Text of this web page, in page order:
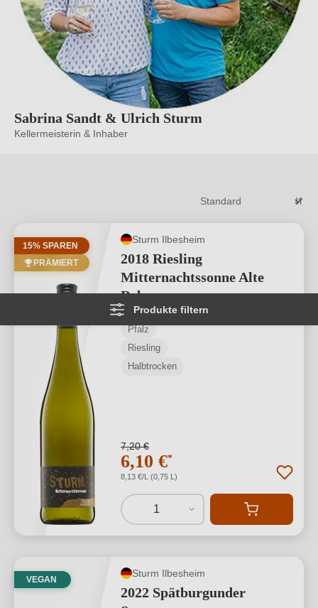
Sabrina Sandt & Ulrich Sturm
Kellermeisterin & Inhaber
Produkte filtern
15% SPAREN
PRÄMIERT
Sturm Ilbesheim
2018 Riesling
Mitternachtssonne Alte
Reben
Pfalz
Riesling
Halbtrocken
7,20 €
6,10 €*
8,13 €/L (0,75 L)
1
VEGAN
Sturm Ilbesheim
2022 Spätburgunder